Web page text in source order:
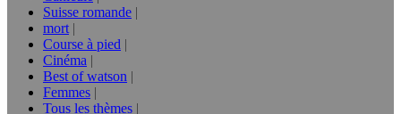
Suisse romande
mort
Course à pied
Cinéma
Best of watson
Femmes
Tous les thèmes